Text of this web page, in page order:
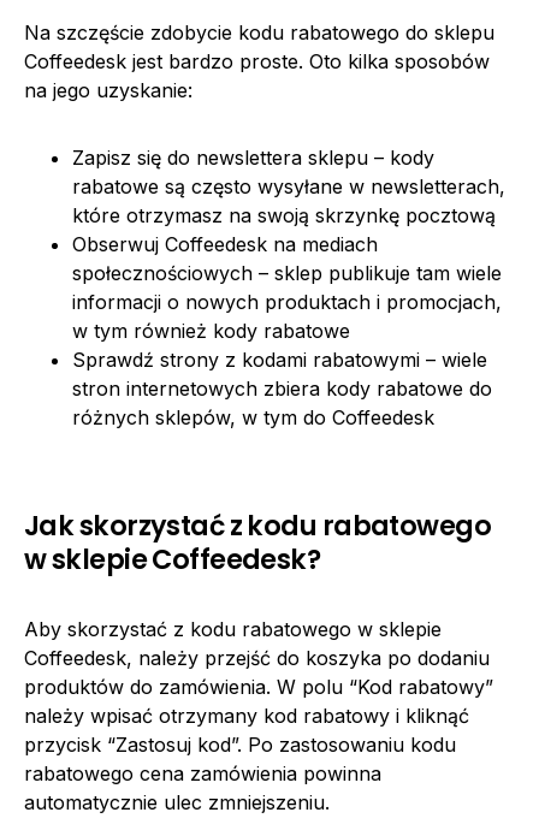
Na szczęście zdobycie kodu rabatowego do sklepu
Coffeedesk jest bardzo proste. Oto kilka sposobów
na jego uzyskanie:
Zapisz się do newslettera sklepu – kody
rabatowe są często wysyłane w newsletterach,
które otrzymasz na swoją skrzynkę pocztową
Obserwuj Coffeedesk na mediach
społecznościowych – sklep publikuje tam wiele
informacji o nowych produktach i promocjach,
w tym również kody rabatowe
Sprawdź strony z kodami rabatowymi – wiele
stron internetowych zbiera kody rabatowe do
różnych sklepów, w tym do Coffeedesk
Jak skorzystać z kodu rabatowego
w sklepie Coffeedesk?
Aby skorzystać z kodu rabatowego w sklepie
Coffeedesk, należy przejść do koszyka po dodaniu
produktów do zamówienia. W polu “Kod rabatowy”
należy wpisać otrzymany kod rabatowy i kliknąć
przycisk “Zastosuj kod”. Po zastosowaniu kodu
rabatowego cena zamówienia powinna
automatycznie ulec zmniejszeniu.